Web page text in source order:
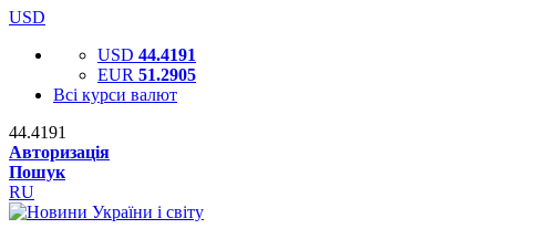
USD
USD 44.4191
EUR 51.2905
Всі курси валют
44.4191
Авторизація
Пошук
RU